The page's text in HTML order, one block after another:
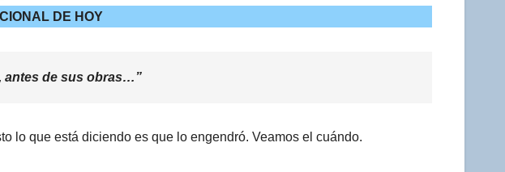
DE HOY
antes de sus obras…”
lo que está diciendo es que lo engendró. Veamos el cuándo.